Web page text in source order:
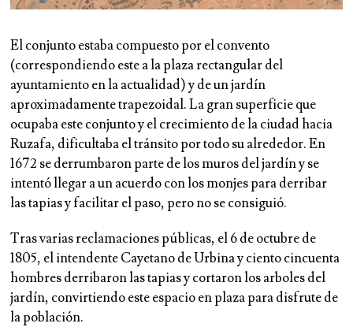
El conjunto estaba compuesto por el convento
(correspondiendo este a la plaza rectangular del
ayuntamiento en la actualidad) y de un jardín
aproximadamente trapezoidal. La gran superficie que
ocupaba este conjunto y el crecimiento de la ciudad hacia
Ruzafa, dificultaba el tránsito por todo su alrededor. En
1672 se derrumbaron parte de los muros del jardín y se
intentó llegar a un acuerdo con los monjes para derribar
las tapias y facilitar el paso, pero no se consiguió.
Tras varias reclamaciones públicas, el 6 de octubre de
1805, el intendente Cayetano de Urbina y ciento cincuenta
hombres derribaron las tapias y cortaron los arboles del
jardín, convirtiendo este espacio en plaza para disfrute de
la población.